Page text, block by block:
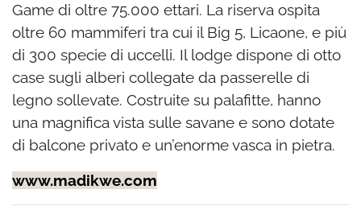
Game di oltre 75.000 ettari. La riserva ospita
oltre 60 mammiferi tra cui il Big 5, Licaone, e più
di 300 specie di uccelli. Il lodge dispone di otto
case sugli alberi collegate da passerelle di
legno sollevate. Costruite su palafitte, hanno
una magnifica vista sulle savane e sono dotate
di balcone privato e un’enorme vasca in pietra.
www.madikwe.com